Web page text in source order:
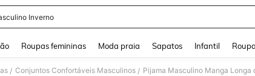
Inverno
Roupas femininas Moda praia Sapatos Infantil
/ Conjuntos Confortáveis Masculinos / Pijama Masculino Manga Longa